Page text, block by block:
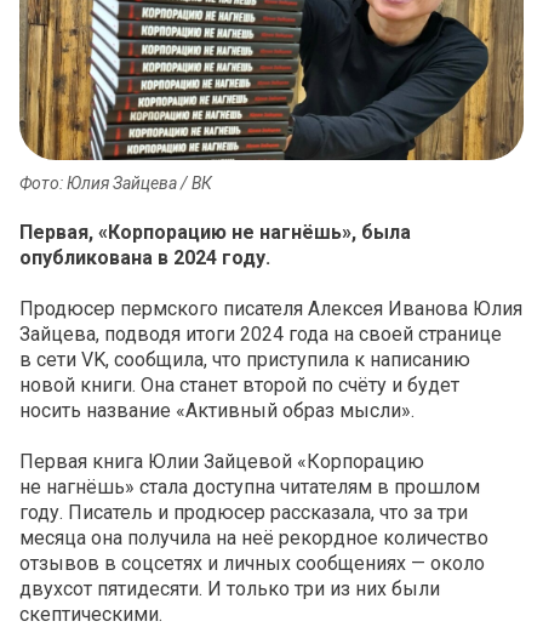
Фото: Юлия Зайцева / ВК
Первая, «Корпорацию не нагнёшь», была
опубликована в 2024 году.
Продюсер пермского писателя Алексея Иванова Юлия
Зайцева, подводя итоги 2024 года на своей странице
в сети VK, сообщила, что приступила к написанию
новой книги. Она станет второй по счёту и будет
носить название «Активный образ мысли».
Первая книга Юлии Зайцевой «Корпорацию
не нагнёшь» стала доступна читателям в прошлом
году. Писатель и продюсер рассказала, что за три
месяца она получила на неё рекордное количество
отзывов в соцсетях и личных сообщениях — около
двухсот пятидесяти. И только три из них были
скептическими.